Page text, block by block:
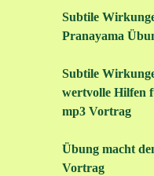
Subtile
Pranayama
Subtile
wertvolle Hilfen
mp3 Vortrag
Übung macht
Vortrag